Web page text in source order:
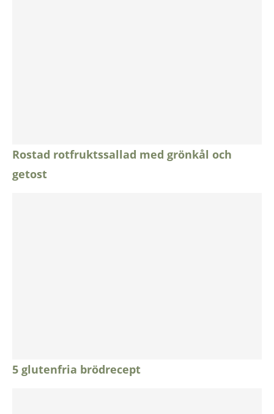
Rostad rotfruktssallad med grönkål och
getost
5 glutenfria brödrecept